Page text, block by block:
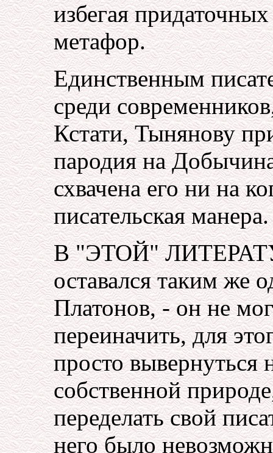
избегая
метафор.
Единственным
среди
Кстати, Тынянову
пародия на
схвачена его ни на
писательская манера.
В "ЭТОЙ"
оставался таким же
Платонов, - он не
переиначить, для
просто вывернуться
собственной
переделать свой
него было